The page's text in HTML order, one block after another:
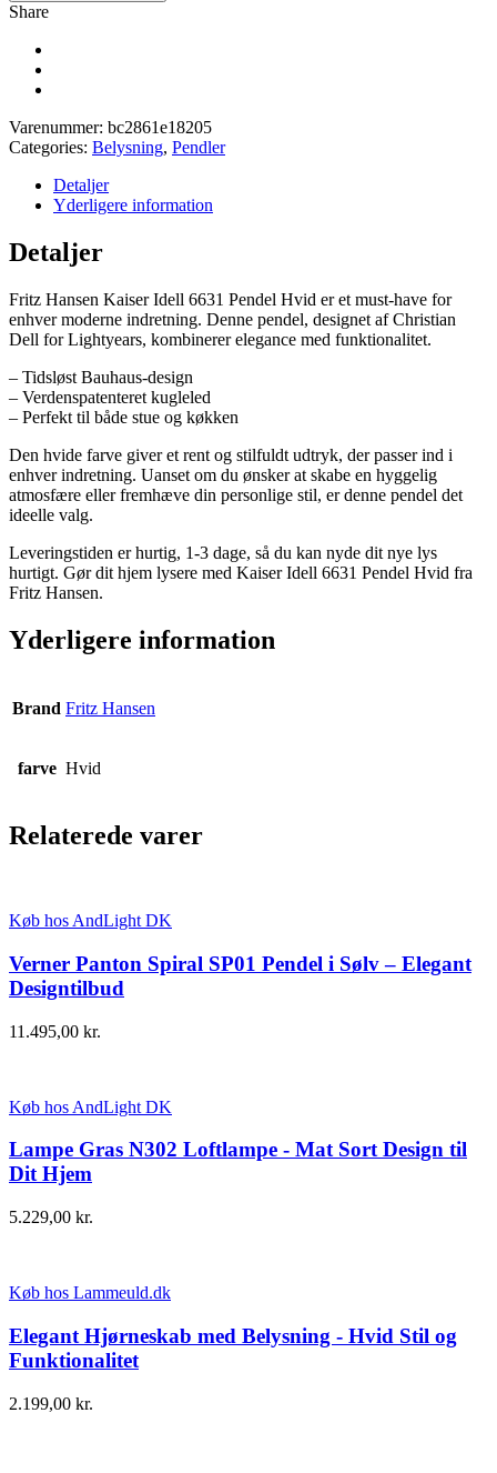
Share
Varenummer: bc2861e18205
Categories: Belysning, Pendler
Detaljer
Yderligere information
Detaljer
Fritz Hansen Kaiser Idell 6631 Pendel Hvid er et must-have for
enhver moderne indretning. Denne pendel, designet af Christian
Dell for Lightyears, kombinerer elegance med funktionalitet.
– Tidsløst Bauhaus-design
– Verdenspatenteret kugleled
– Perfekt til både stue og køkken
Den hvide farve giver et rent og stilfuldt udtryk, der passer ind i
enhver indretning. Uanset om du ønsker at skabe en hyggelig
atmosfære eller fremhæve din personlige stil, er denne pendel det
ideelle valg.
Leveringstiden er hurtig, 1-3 dage, så du kan nyde dit nye lys
hurtigt. Gør dit hjem lysere med Kaiser Idell 6631 Pendel Hvid fra
Fritz Hansen.
Yderligere information
Brand Fritz Hansen
farve Hvid
Relaterede varer
Køb hos AndLight DK
Verner Panton Spiral SP01 Pendel i Sølv – Elegant
Designtilbud
11.495,00 kr.
Køb hos AndLight DK
Lampe Gras N302 Loftlampe - Mat Sort Design til
Dit Hjem
5.229,00 kr.
Køb hos Lammeuld.dk
Elegant Hjørneskab med Belysning - Hvid Stil og
Funktionalitet
2.199,00 kr.